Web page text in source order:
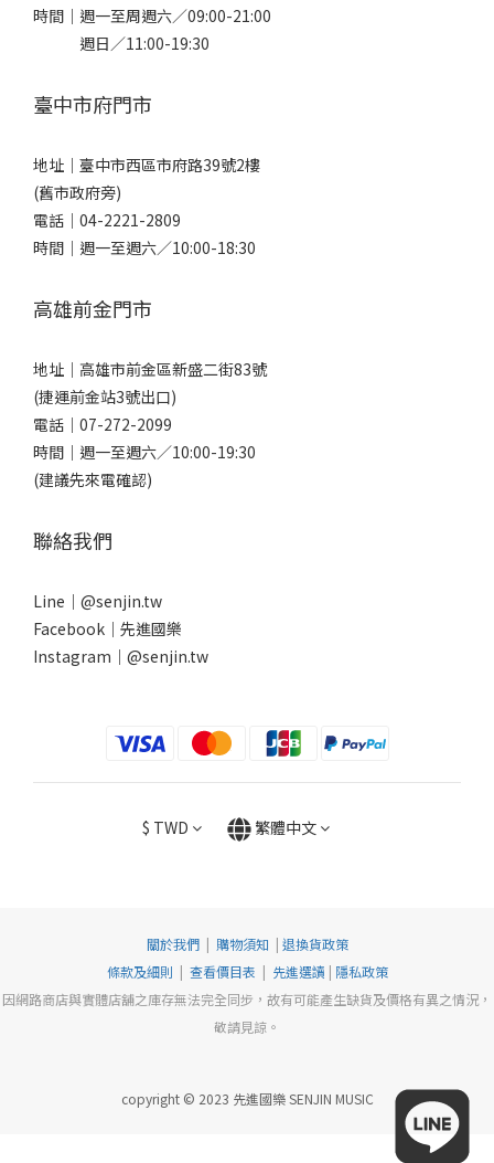
時間｜週一至周週六／09:00-21:00
週日／11:00-19:30
臺中市府門市
地址｜ 臺中市西區市府路39號2樓
(舊市政府旁)
電話｜ 04-2221-2809
時間｜週一至週六／10:00-18:30
高雄前金門市
地址｜ 高雄市前金區新盛二街83號
(捷運前金站3號出口)
電話｜ 07-272-2099
時間｜週一至週六／10:00-19:30
(建議先來電確認)
聯絡我們
Line｜ @senjin.tw
Facebook｜ 先進國樂
Instagram｜ @senjin.tw
$ TWD 繁體中文
關於我們| 購物須知 | 退換貨政策
條款及細則 | 查看價目表 | 先進選讀 | 隱私政策
因網路商店與實體店舖之庫存無法完全同步，故有可能產生缺貨及價格有異之情況，
敬請見諒。
copyright © 2023 先進國樂 SENJIN MUSIC